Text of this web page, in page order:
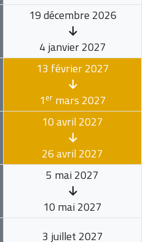
19 décembre 2026
4 janvier 2027
13 février 2027
1ermars 2027
10 avril 2027
26 avril 2027
5 mai 2027
10 mai 2027
3 juillet 2027